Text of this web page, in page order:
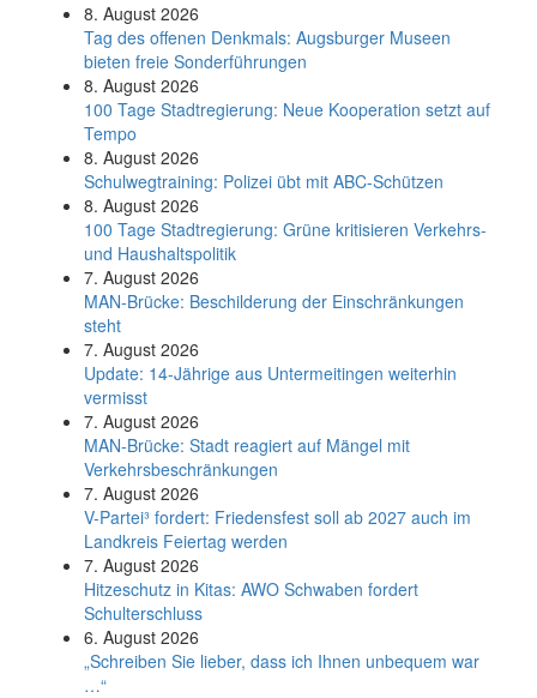
8. August 2026
Tag des offenen Denkmals: Augsburger Museen
bieten freie Sonderführungen
8. August 2026
100 Tage Stadtregierung: Neue Kooperation setzt auf
Tempo
8. August 2026
Schul­weg­trai­ning: Poli­zei übt mit ABC-Schüt­zen
8. August 2026
100 Tage Stadtregierung: Grüne kritisieren Verkehrs-
und Haushaltspolitik
7. August 2026
MAN-Brücke: Beschilderung der Einschränkungen
steht
7. August 2026
Update: 14-Jährige aus Untermeitingen weiterhin
vermisst
7. August 2026
MAN-Brücke: Stadt reagiert auf Mängel mit
Verkehrsbeschränkungen
7. August 2026
V-Partei­³ fordert: Friedens­fest soll ab 2027 auch im
Land­kreis Feier­tag werden
7. August 2026
Hitzeschutz in Kitas: AWO Schwaben fordert
Schulterschluss
6. August 2026
„Schreiben Sie lieber, dass ich Ihnen unbequem war
…“